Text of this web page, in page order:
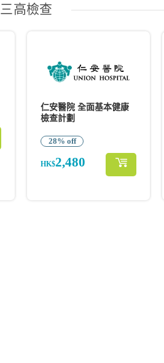
三高檢查
仁安醫院 全面基本健康
檢查計劃
28% off
HK$2,480